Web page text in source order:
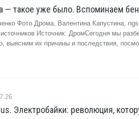
— такое уже было. Вспоминаем
Фото Дрома, Валентина Капустина,
Источник: ДромСегодня мы
выясним их причины и последствия,
Электробайки: революция,